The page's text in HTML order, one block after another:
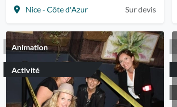
Nice - Côte d'Azur Sur devis
Animation
Activité